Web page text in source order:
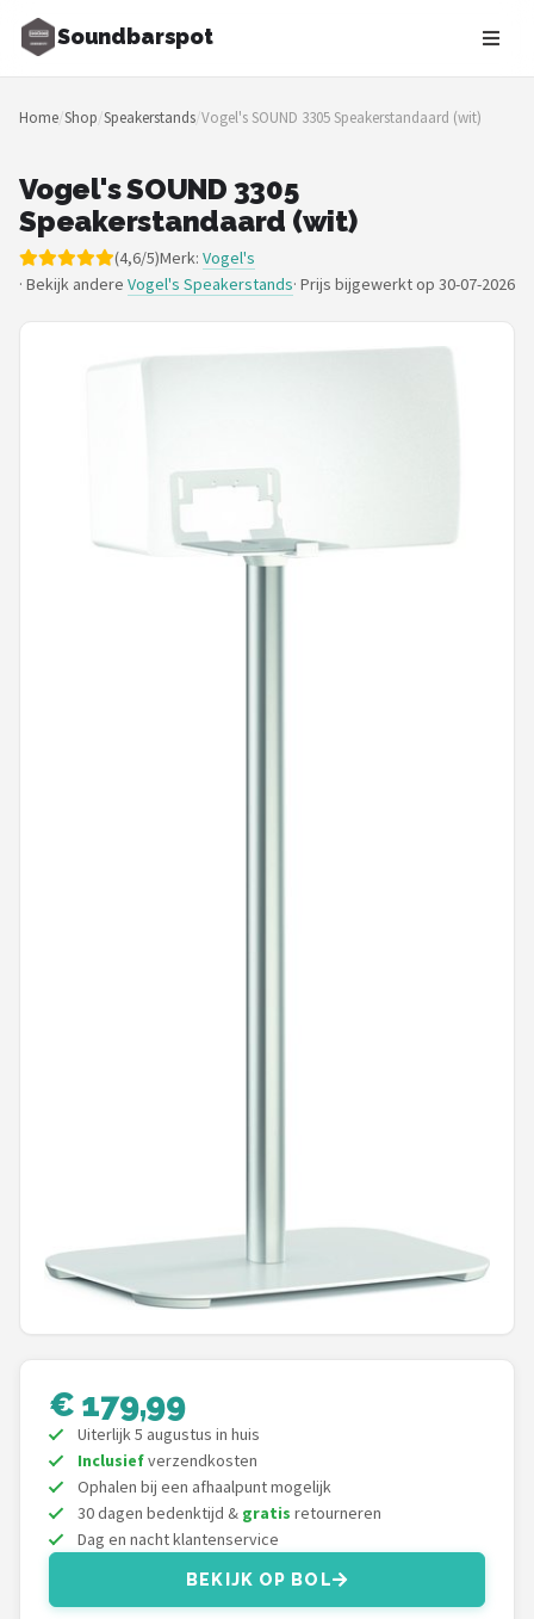
Soundbarspot
Zoeken
NAVIGATIE
Merken
Blog
Alle merken →
Home/Shop/Speakerstands/Vogel's SOUND 3305 Speakerstandaard (wit)
Vogel's SOUND 3305
Speakerstandaard (wit)
(4,6/5)Merk: Vogel's
· Bekijk andere Vogel's Speakerstands· Prijs bijgewerkt op 30-07-2026
€ 179,99
Uiterlijk 5 augustus in huis
Inclusiefverzendkosten
Ophalen bij een afhaalpunt mogelijk
30 dagen bedenktijd & gratis retourneren
Dag en nacht klantenservice
BEKIJK OP BOL